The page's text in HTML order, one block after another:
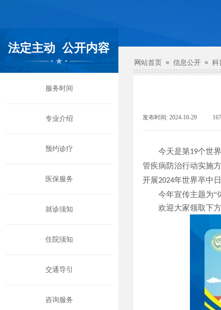
公开内容
法定主动
网站首页 ≡ 信息公开 ≡ 科
服务时间
专业介绍
预约诊疗
医保服务
就诊须知
住院须知
交通导引
咨询服务
发布时间: 2024-10-29
今天是第19个世
管疾病防治行动实施
开展2024年世界卒中
今年宣传主题为“
欢迎大家领取下